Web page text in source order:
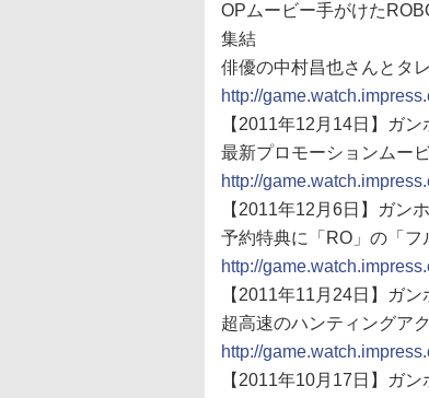
OPムービー手がけた
集結
俳優の中村昌也さんとタ
http://
【2011年12月14日】ガ
最新プロモーションムー
http://
【2011年12月6日】ガン
予約特典に「RO」の「フ
http://
【2011年11月24日】ガ
超高速のハンティングア
http://
【2011年10月17日】ガ